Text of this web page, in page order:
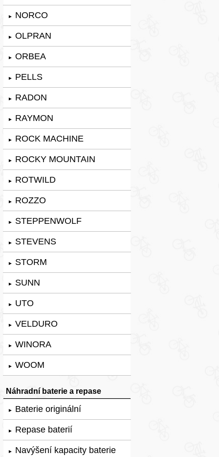
► NORCO
► OLPRAN
► ORBEA
► PELLS
► RADON
► RAYMON
► ROCK MACHINE
► ROCKY MOUNTAIN
► ROTWILD
► ROZZO
► STEPPENWOLF
► STEVENS
► STORM
► SUNN
► UTO
► VELDURO
► WINORA
► WOOM
Náhradní baterie a repase
► Baterie originální
► Repase baterií
► Navýšení kapacity baterie